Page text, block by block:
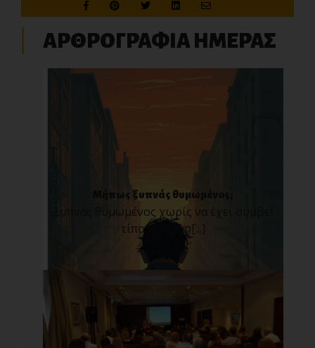
ΑΡΘΡΟΓΡΑΦΙΑ ΗΜΕΡΑΣ
Μήπως ξυπνάς θυμωμένος;
Ξυπνάς θυμωμένος χωρίς να έχει συμβεί
τίποτα; Πρόσ[...]